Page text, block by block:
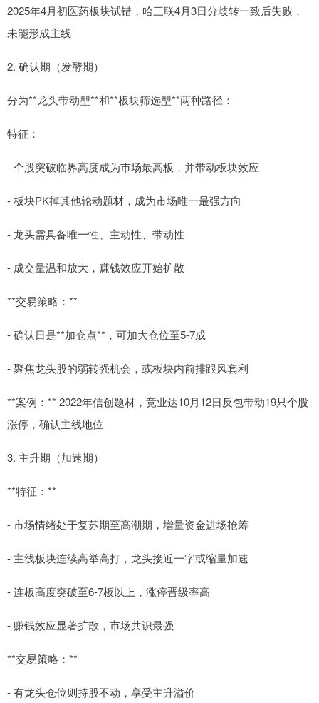
2025年4月初医药板块试错，哈三联4月3日分歧转一致后失败，
未能形成主线
2. 确认期（发酵期）
分为**龙头带动型**和**板块筛选型**两种路径：
特征：
- 个股突破临界高度成为市场最高板，并带动板块效应
- 板块PK掉其他轮动题材，成为市场唯一最强方向
- 龙头需具备唯一性、主动性、带动性
- 成交量温和放大，赚钱效应开始扩散
**交易策略：**
- 确认日是**加仓点**，可加大仓位至5-7成
- 聚焦龙头股的弱转强机会，或板块内前排跟风套利
**案例：** 2022年信创题材，竞业达10月12日反包带动19只个股
涨停，确认主线地位
3. 主升期（加速期）
**特征：**
- 市场情绪处于复苏期至高潮期，增量资金进场抢筹
- 主线板块连续高举高打，龙头接近一字或缩量加速
- 连板高度突破至6-7板以上，涨停晋级率高
- 赚钱效应显著扩散，市场共识最强
**交易策略：**
- 有龙头仓位则持股不动，享受主升溢价